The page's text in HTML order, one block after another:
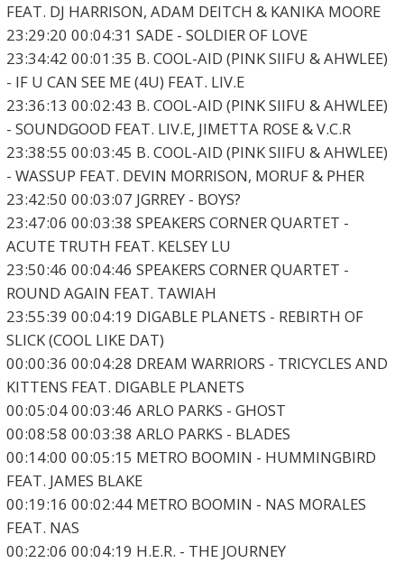
FEAT. DJ HARRISON, ADAM DEITCH & KANIKA MOORE
23:29:20 00:04:31 SADE - SOLDIER OF LOVE
23:34:42 00:01:35 B. COOL-AID (PINK SIIFU & AHWLEE)
- IF U CAN SEE ME (4U) FEAT. LIV.E
23:36:13 00:02:43 B. COOL-AID (PINK SIIFU & AHWLEE)
- SOUNDGOOD FEAT. LIV.E, JIMETTA ROSE & V.C.R
23:38:55 00:03:45 B. COOL-AID (PINK SIIFU & AHWLEE)
- WASSUP FEAT. DEVIN MORRISON, MORUF & PHER
23:42:50 00:03:07 JGRREY - BOYS?
23:47:06 00:03:38 SPEAKERS CORNER QUARTET -
ACUTE TRUTH FEAT. KELSEY LU
23:50:46 00:04:46 SPEAKERS CORNER QUARTET -
ROUND AGAIN FEAT. TAWIAH
23:55:39 00:04:19 DIGABLE PLANETS - REBIRTH OF
SLICK (COOL LIKE DAT)
00:00:36 00:04:28 DREAM WARRIORS - TRICYCLES AND
KITTENS FEAT. DIGABLE PLANETS
00:05:04 00:03:46 ARLO PARKS - GHOST
00:08:58 00:03:38 ARLO PARKS - BLADES
00:14:00 00:05:15 METRO BOOMIN - HUMMINGBIRD
FEAT. JAMES BLAKE
00:19:16 00:02:44 METRO BOOMIN - NAS MORALES
FEAT. NAS
00:22:06 00:04:19 H.E.R. - THE JOURNEY